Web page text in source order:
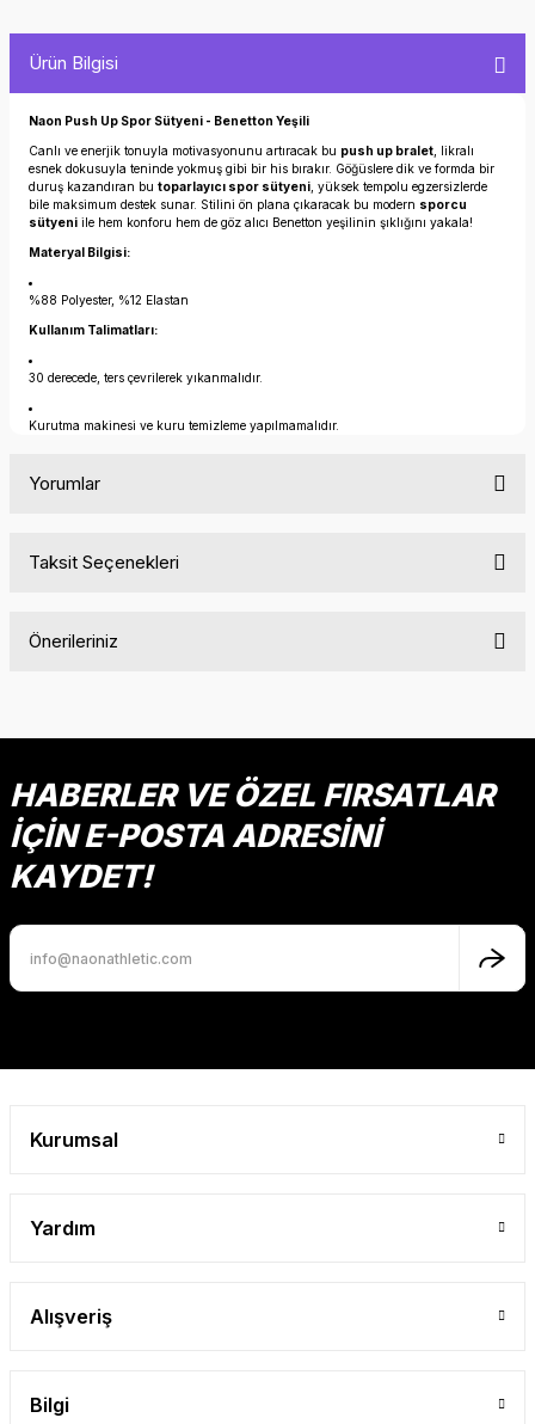
Ürün Bilgisi
Naon Push Up Spor Sütyeni - Benetton Yeşili
Canlı ve enerjik tonuyla motivasyonunu artıracak bu push up bralet , likralı
esnek dokusuyla teninde yokmuş gibi bir his bırakır. Göğüslere dik ve formda bir
duruş kazandıran bu toparlayıcı spor sütyeni , yüksek tempolu egzersizlerde
bile maksimum destek sunar. Stilini ön plana çıkaracak bu modern sporcu
sütyeni ile hem konforu hem de göz alıcı Benetton yeşilinin şıklığını yakala!
Materyal Bilgisi:
%88 Polyester, %12 Elastan
Kullanım Talimatları:
30 derecede, ters çevrilerek yıkanmalıdır.
Kurutma makinesi ve kuru temizleme yapılmamalıdır.
Yorumlar
Taksit Seçenekleri
Önerileriniz
Ürün resmi kalitesiz, bozuk veya görüntülenemiyor.
Ürün açıklamasında eksik bilgiler bulunuyor.
Ürün fiyatı diğer sitelerden daha pahalı.
Bu ürüne benzer farklı alternatifler olmalı.
HABERLER VE ÖZEL FIRSATLAR
İÇİN E-POSTA ADRESİNİ
KAYDET!
Kurumsal
Yardım
Alışveriş
Bilgi